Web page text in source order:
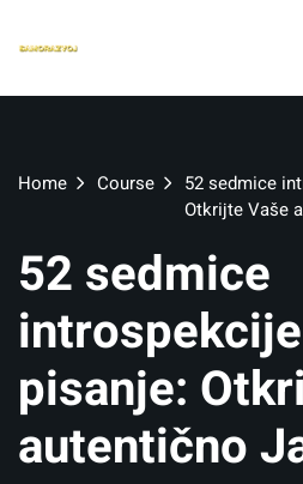
Home Course
52 sedmice
Otkrijte Vaše
52 sedmice
pisanje:
autentično